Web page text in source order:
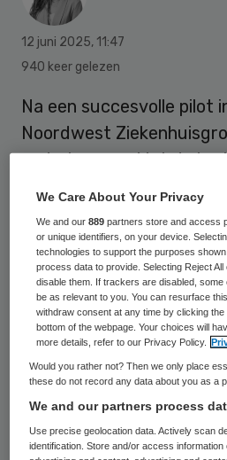
12 juni 2025, 11:47
940 keer gelezen
Na een succesvolle pilot
Noordwest
onderleggers. Met de
celstofmatjes per jaar
NWZ testte de Medipad
onderlegger – op de
de endoscopie. “De
een prima vervanger van
meldt
Lagrand. De Medipad
en CO2. “Twee doelen
We Care About Your Privacy
We and our889 partners store and access
or unique identifiers, on your device.
technologies to support the purposes
process data to provide. Selecting Reject
disable them. If trackers are disabled,
be as relevant to you. You can resurface
withdraw consent at any time by clicking
bottom of the webpage. Your choices will
more details, refer to our Privacy Policy.
Would you rather not? Then we only place
these do not record any data about you as a
We and our partners process
Use precise geolocation data. Actively scan
identification. Store and/or access